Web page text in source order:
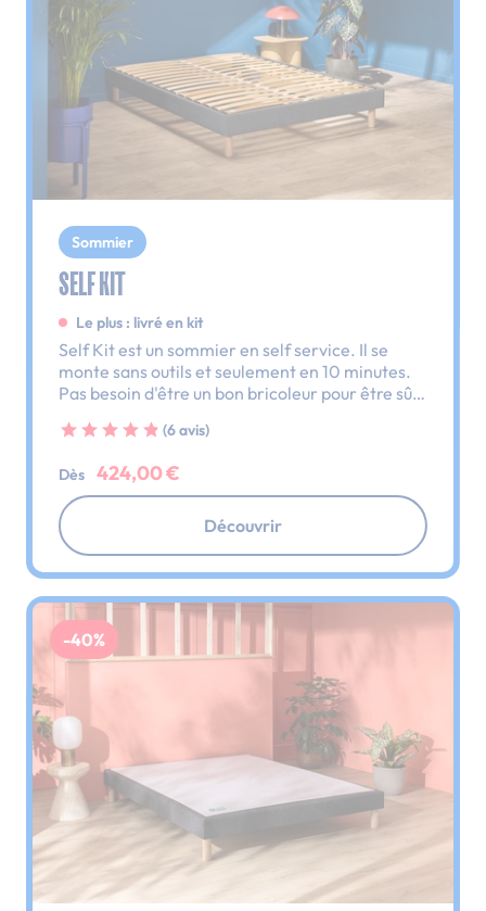
Sommier
SELF KIT
Le plus : livré en kit
Self Kit est un sommier en self service. Il se
monte sans outils et seulement en 10 minutes.
Pas besoin d'être un bon bricoleur pour être sûr
(6 avis)
Dès 424,00 €
Découvrir
-40%